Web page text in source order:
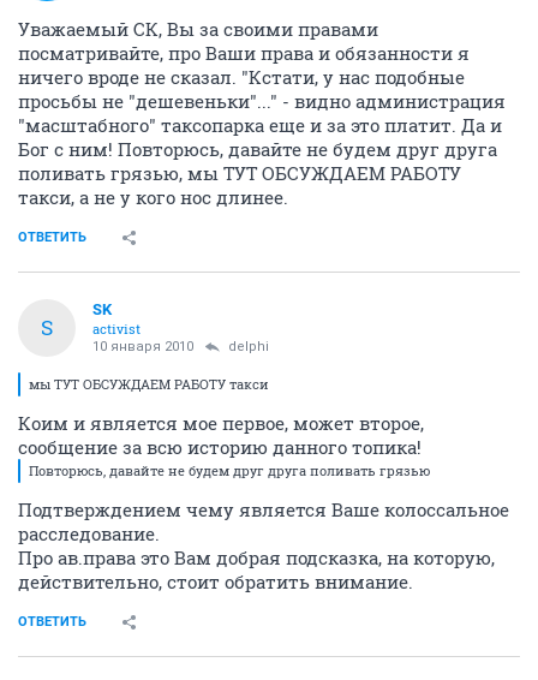
Уважаемый СК, Вы за своими правами
посматривайте, про Ваши права и обязанности я
ничего вроде не сказал. "Кстати, у нас подобные
просьбы не "дешевеньки"..." - видно администрация
"масштабного" таксопарка еще и за это платит. Да и
Бог с ним! Повторюсь, давайте не будем друг друга
поливать грязью, мы ТУТ ОБСУЖДАЕМ РАБОТУ
такси, а не у кого нос длинее.
ОТВЕТИТЬ
S
SK
activist
10 января 2010 delphi
мы ТУТ ОБСУЖДАЕМ РАБОТУ такси
Коим и является мое первое, может второе,
сообщение за всю историю данного топика!
Повторюсь, давайте не будем друг друга поливать грязью
Подтверждением чему является Ваше колоссальное
расследование.
Про ав.права это Вам добрая подсказка, на которую,
действительно, стоит обратить внимание.
ОТВЕТИТЬ